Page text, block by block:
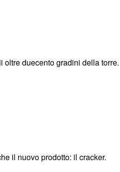
duecento gradini della torre.
il nuovo prodotto: il cracker.